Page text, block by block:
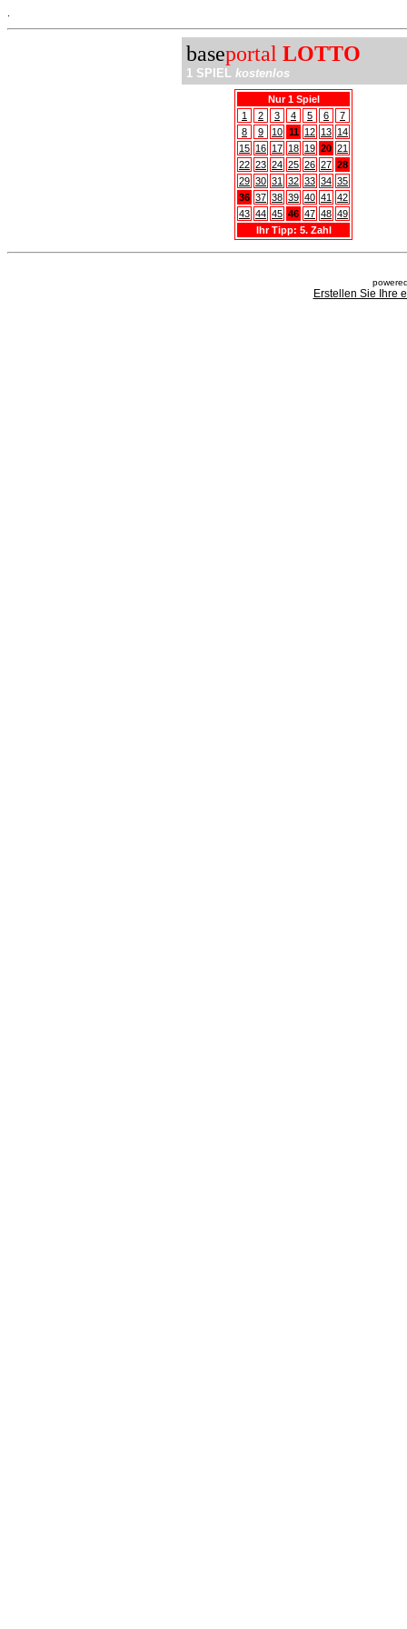
baseportal LOTTO
1 SPIEL kostenlos
Nur 1 Spiel
1
2 3 4 5 6
7
8
9 10 11 12 13 14
15 16 17 18 19 20 21
22 23 24 25 26 27 28
29 30 31 32 33 34 35
36 37 38 39 40 41
42
43 44 45 46 47 48 49
Ihr Tipp: 5. Zahl
Erstellen Sie Ihre